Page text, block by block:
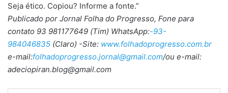
Seja ético. Copiou? Informe a fonte.”
Publicado por Jornal Folha do Progresso, Fone para
contato 93 981177649 (Tim) WhatsApp:-93-
984046835 (Claro) -Site: www.folhadoprogresso.com.br
e-mail:folhadoprogresso.jornal@gmail.com/ou e-mail:
adeciopiran.blog@gmail.com